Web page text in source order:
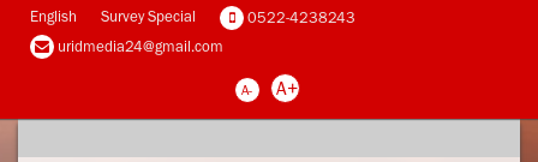
English Survey Special
0522-4238243
uridmedia24@gmail.com
A- A+